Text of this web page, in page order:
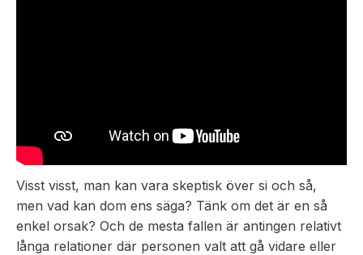
Visst visst, man kan vara skeptisk över si och så,
men vad kan dom ens säga? Tänk om det är en så
enkel orsak? Och de mesta fallen är antingen relativt
långa relationer där personen valt att gå vidare eller